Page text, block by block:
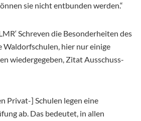
sie nicht entbunden werden.“
Schreven die Besonderheiten des
Waldorfschulen, hier nur einige
wiedergegeben, Zitat Ausschuss-
Privat-] Schulen legen eine
ab. Das bedeutet, in allen